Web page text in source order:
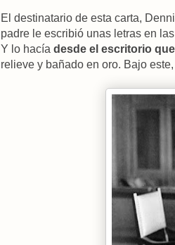
El destinatario de esta carta,
padre le escribió unas letras en
Y lo hacía desde el escritorio
relieve y bañado en oro. Bajo